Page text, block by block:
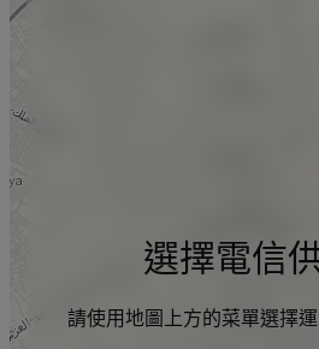
選擇電信
請使用地圖上方的菜單選擇